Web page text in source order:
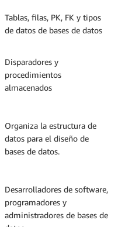
Tablas, filas, PK, FK y tipos
de datos de bases de datos
Disparadores y
procedimientos
almacenados
Organiza la estructura de
datos para el diseño de
bases de datos.
Desarrolladores de software,
programadores y
administradores de bases de